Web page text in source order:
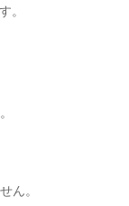
。
ん。